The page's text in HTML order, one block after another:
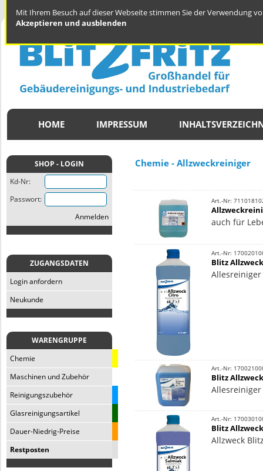
Mit Ihrem Besuch auf dieser Webseite stimmen Sie der Verwendung
Akzeptieren und ausblenden
HOME IMPRESSUM
SHOP - LOGIN
Kd-Nr:
Passwort:
Anmelden
ZUGANGSDATEN
Login anfordern
Neukunde
WARENGRUPPE
Chemie
Maschinen und Zubehör
Reinigungszubehör
Glasreinigungsartikel
Dauer-Niedrig-Preise
Restposten
Chemie - Allzweckreiniger
Art.-Nr:
auch für
Art.-Nr:
Blitz
Allesreiniger
Art.-Nr:
Blitz
Allesreiniger
Art.-Nr:
Blitz
Allzweck